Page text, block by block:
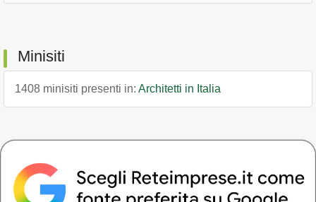
Minisiti
1408 minisiti presenti in: Architetti in Italia